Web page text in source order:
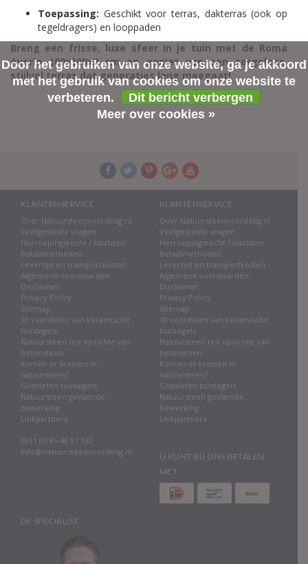
Toepassing: Geschikt voor terras, dakterras (ook op
tegeldragers) en looppaden
Breng een frisse, luxe sfeer in je tuin met de Roma
Avorio 100x100x2 cm en geniet van een zorgeloos,
stijlvol terras dat generaties lang meegaat!
KLANTENSERVICE
Over Natuursteenvoordelig.nl
Veelgestelde vragen
Herroepingsrecht / klachten
Betaalmethoden
Levertijd en transportkosten
Algemene voorwaarden
Disclaimer
Privacy Policy
Sitemap
10 voordelen van keramische
tuintegels
Natuursteen ten opzichte van
betonsteen
Komen er krassen in
natuursteen?
Granieten tuintegels
Natuursteen gevlamde
bewerking
Linkpartners
0031 (0) 85 48 91 132
info@natuursteenvoordelig.nl
KLANTENSERVICE
Over Natuursteenvoordelig.nl
Veelgestelde vragen
Herroepingsrecht / klachten
Betaalmethoden
Levertijd en transportkosten
Algemene voorwaarden
Disclaimer
Privacy Policy
Sitemap
10 voordelen van keramische
tuintegels
Natuursteen ten opzichte van
betonsteen
Komen er krassen in
natuursteen?
Granieten tuintegels
Natuursteen gevlamde
bewerking
Linkpartners
U KUNT BIJ ONS BETALEN
MET
DE SPECIALIST
Door het gebruiken van onze website, ga je akkoord
met het gebruik van cookies om onze website te
verbeteren.
Dit bericht verbergen
Meer over cookies »